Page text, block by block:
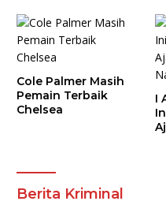
Cole Palmer Masih
Pemain Terbaik
Chelsea
I
Berita Kriminal